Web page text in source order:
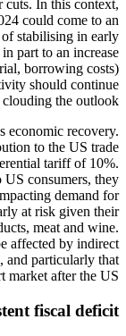
cuts. In this context,
could come to an
stabilising in early
part to an increase
borrowing costs)
should continue
the outlook.
economic recovery.
to the US trade
tariff of 10%.
US consumers, they
demand for
at risk given their
meat and wine.
affected by indirect
and particularly that
market after the US.
fiscal deficit